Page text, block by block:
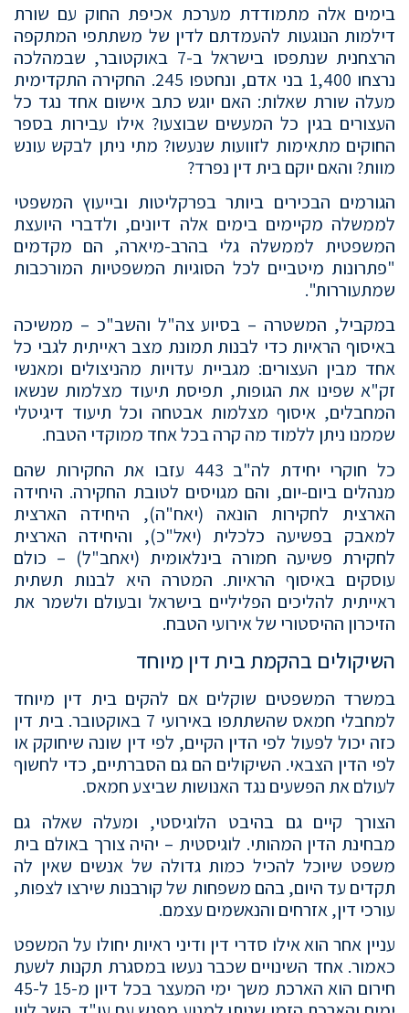
בימים אלה מתמודדת מערכת אכיפת החוק עם שורת
דילמות הנוגעות להעמדתם לדין של משתתפי המתקפה
הרצחנית שנתפסו בישראל ב-7 באוקטובר, שבמהלכה
נרצחו 1,400 בני אדם, ונחטפו 245. החקירה התקדימית
מעלה שורת שאלות: האם יוגש כתב אישום אחד נגד כל
העצורים בגין כל המעשים שבוצעו? אילו עבירות בספר
החוקים מתאימות לזוועות שנעשו? מתי ניתן לבקש עונש
מוות? והאם יוקם בית דין נפרד?
הגורמים הבכירים ביותר בפרקליטות ובייעוץ המשפטי
לממשלה מקיימים בימים אלה דיונים, ולדברי היועצת
המשפטית לממשלה גלי בהרב-מיארה, הם מקדמים
"פתרונות מיטביים לכל הסוגיות המשפטיות המורכבות
שמתעוררות".
במקביל, המשטרה – בסיוע צה"ל והשב"כ – ממשיכה
באיסוף הראיות כדי לבנות תמונת מצב ראייתית לגבי כל
אחד מבין העצורים: מגביית עדויות מהניצולים ומאנשי
זק"א שפינו את הגופות, תפיסת תיעוד מצלמות שנשאו
המחבלים, איסוף מצלמות אבטחה וכל תיעוד דיגיטלי
שממנו ניתן ללמוד מה קרה בכל אחד ממוקדי הטבח.
כל חוקרי יחידת לה"ב 443 עזבו את החקירות שהם
מנהלים ביום-יום, והם מגויסים לטובת החקירה. היחידה
הארצית לחקירות הונאה (יאח"ה), היחידה הארצית
למאבק בפשיעה כלכלית (יאל"כ), והיחידה הארצית
לחקירת פשיעה חמורה בינלאומית (יאחב"ל) – כולם
עוסקים באיסוף הראיות. המטרה היא לבנות תשתית
ראייתית להליכים הפליליים בישראל ובעולם ולשמר את
הזיכרון ההיסטורי של אירועי הטבח.
השיקולים בהקמת בית דין מיוחד
במשרד המשפטים שוקלים אם להקים בית דין מיוחד
למחבלי חמאס שהשתתפו באירועי 7 באוקטובר. בית דין
כזה יכול לפעול לפי הדין הקיים, לפי דין שונה שיחוקק או
לפי הדין הצבאי. השיקולים הם גם הסברתיים, כדי לחשוף
לעולם את הפשעים נגד האנושות שביצע חמאס.
הצורך קיים גם בהיבט הלוגיסטי, ומעלה שאלה גם
מבחינת הדין המהותי. לוגיסטית – יהיה צורך באולם בית
משפט שיוכל להכיל כמות גדולה של אנשים שאין לה
תקדים עד היום, בהם משפחות של קורבנות שירצו לצפות,
עורכי דין, אזרחים והנאשמים עצמם.
עניין אחר הוא אילו סדרי דין ודיני ראיות יחולו על המשפט
כאמור. אחד השינויים שכבר נעשו במסגרת תקנות לשעת
חירום הוא הארכת משך ימי המעצר בכל דיון מ-15 ל-45